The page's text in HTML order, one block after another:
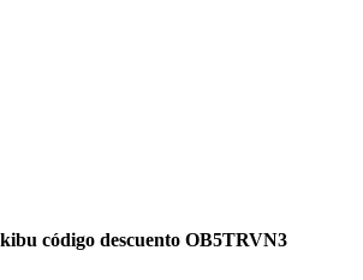
código descuento OB5TRVN3